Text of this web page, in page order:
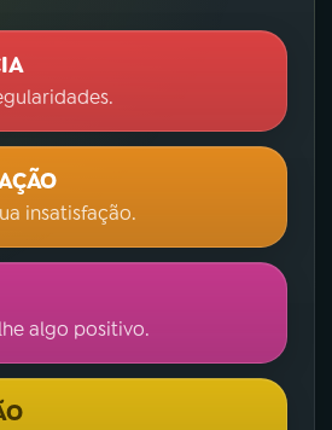
insatisfação.
algo positivo.